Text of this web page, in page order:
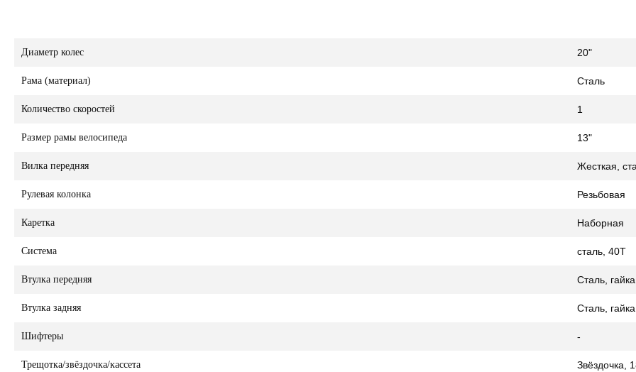
Диаметр колес 20"
Рама (материал) Сталь
Количество скоростей 1
Размер рамы велосипеда 13"
Вилка передняя Жесткая,
Рулевая колонка Резьбовая
Каретка Наборная
Система сталь, 40T
Втулка передняя Сталь, гайка
Втулка задняя Сталь, гайка
Шифтеры -
Трещотка/звёздочка/кассета Звёздочка,